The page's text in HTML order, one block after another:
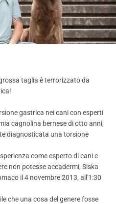
taglia è terrorizzato da
gastrica nei cani con esperti
cagnolina bernese di otto anni,
diagnosticata una torsione
come esperto di cani e
non potesse accadermi, Siska
il 4 novembre 2013, all'1:30
che una cosa del genere fosse